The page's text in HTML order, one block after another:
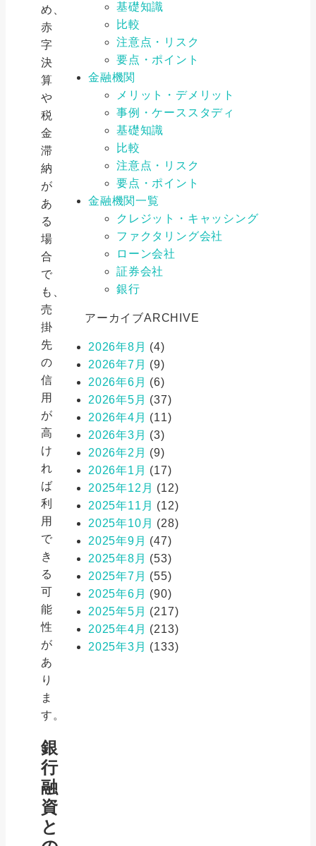
め、
赤
字
決
算
や
税
金
滞
納
が
あ
る
場
合
で
も、
売
掛
先
の
信
用
が
高
け
れ
ば
利
用
で
き
る
可
能
性
が
あ
り
ま
す。
銀
行
融
資
と
基礎知識
比較
注意点・リスク
要点・ポイント
金融機関
メリット・デメリット
事例・ケーススタディ
基礎知識
比較
注意点・リスク
要点・ポイント
金融機関一覧
クレジット・キャッシング
ファクタリング会社
ローン会社
証券会社
銀行
アーカイブARCHIVE
2026年8月 (4)
2026年7月 (9)
2026年6月 (6)
2026年5月 (37)
2026年4月 (11)
2026年3月 (3)
2026年2月 (9)
2026年1月 (17)
2025年12月 (12)
2025年11月 (12)
2025年10月 (28)
2025年9月 (47)
2025年8月 (53)
2025年7月 (55)
2025年6月 (90)
2025年5月 (217)
2025年4月 (213)
2025年3月 (133)